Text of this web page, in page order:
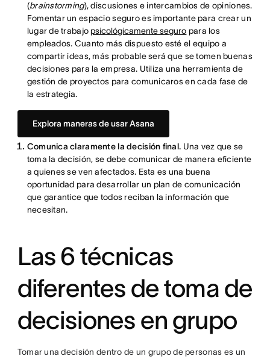
(brainstorming), discusiones e intercambios de opiniones.
Fomentar un espacio seguro es importante para crear un
lugar de trabajopsicológicamente seguro para los
empleados. Cuanto más dispuesto esté el equipo a
compartir ideas, más probable será que se tomen buenas
decisiones para la empresa. Utiliza una herramienta de
gestión de proyectos para comunicaros en cada fase de
la estrategia.
Explora maneras de usar Asana
Comunica claramente la decisión final. Una vez que se
toma la decisión, se debe comunicar de manera eficiente
a quienes se ven afectados. Esta es una buena
oportunidad para desarrollar un plan de comunicación
que garantice que todos reciban la información que
necesitan.
Las 6 técnicas
diferentes de toma de
decisiones en grupo
Tomar una decisión dentro de un grupo de personas es un